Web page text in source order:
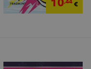
10 €